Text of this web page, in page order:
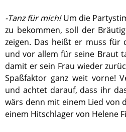
-Tanz für mich!Um die
zu bekommen, soll der
zeigen. Das heißt er muss für
und vor allem für seine Braut
damit er sein Frau wieder
Spaßfaktor ganz weit vorne!
und achtet darauf, dass ihr
wärs denn mit einem Lied von
einem Hitschlager von Helene